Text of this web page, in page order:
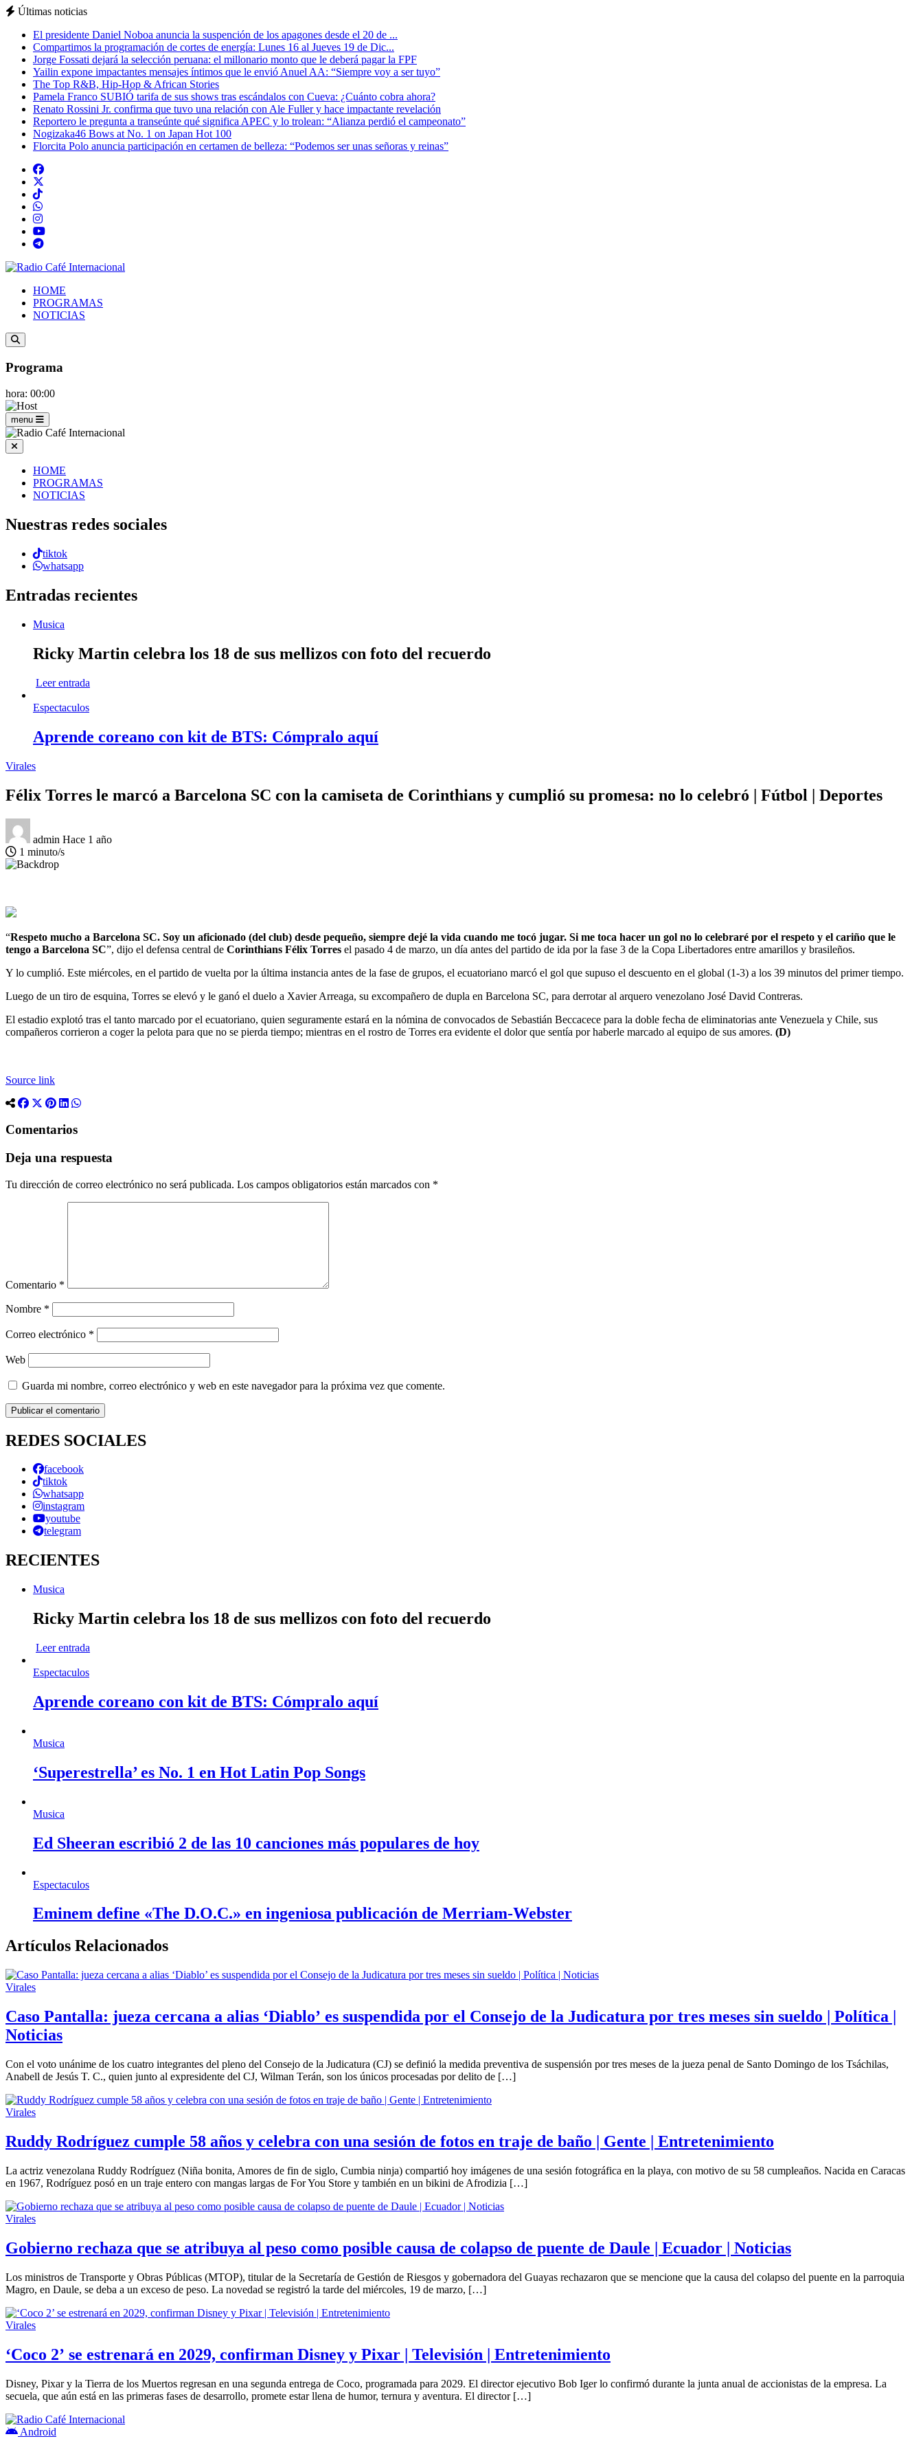
Últimas noticias
El presidente Daniel Noboa anuncia la suspención de los apagones desde el 20 de ...
Compartimos la programación de cortes de energía: Lunes 16 al Jueves 19 de Dic...
Jorge Fossati dejará la selección peruana: el millonario monto que le deberá pagar la FPF
Yailin expone impactantes mensajes íntimos que le envió Anuel AA: “Siempre voy a ser tuyo”
The Top R&B, Hip-Hop & African Stories
Pamela Franco SUBIÓ tarifa de sus shows tras escándalos con Cueva: ¿Cuánto cobra ahora?
Renato Rossini Jr. confirma que tuvo una relación con Ale Fuller y hace impactante revelación
Reportero le pregunta a transeúnte qué significa APEC y lo trolean: “Alianza perdió el campeonato”
Nogizaka46 Bows at No. 1 on Japan Hot 100
Florcita Polo anuncia participación en certamen de belleza: “Podemos ser unas señoras y reinas”
HOME
PROGRAMAS
NOTICIAS
Programa
hora: 00:00
menu
HOME
PROGRAMAS
NOTICIAS
Nuestras redes sociales
tiktok
whatsapp
Entradas recientes
Musica
Ricky Martin celebra los 18 de sus mellizos con foto del recuerdo
Leer entrada
Espectaculos
Aprende coreano con kit de BTS: Cómpralo aquí
Virales
Félix Torres le marcó a Barcelona SC con la camiseta de Corinthians y cumplió su promesa: no lo celebró | Fútbol | Deportes
admin Hace 1 año
1 minuto/s
“Respeto mucho a Barcelona SC. Soy un aficionado (del club) desde pequeño, siempre dejé la vida cuando me tocó jugar. Si me toca hacer un gol no lo celebraré por el respeto y el cariño que le
tengo a Barcelona SC”, dijo el defensa central de Corinthians Félix Torres el pasado 4 de marzo, un día antes del partido de ida por la fase 3 de la Copa Libertadores entre amarillos y brasileños.
Y lo cumplió. Este miércoles, en el partido de vuelta por la última instancia antes de la fase de grupos, el ecuatoriano marcó el gol que supuso el descuento en el global (1-3) a los 39 minutos del primer tiempo.
Luego de un tiro de esquina, Torres se elevó y le ganó el duelo a Xavier Arreaga, su excompañero de dupla en Barcelona SC, para derrotar al arquero venezolano José David Contreras.
El estadio explotó tras el tanto marcado por el ecuatoriano, quien seguramente estará en la nómina de convocados de Sebastián Beccacece para la doble fecha de eliminatorias ante Venezuela y Chile, sus
compañeros corrieron a coger la pelota para que no se pierda tiempo; mientras en el rostro de Torres era evidente el dolor que sentía por haberle marcado al equipo de sus amores. (D)
Source link
Comentarios
Deja una respuesta
Tu dirección de correo electrónico no será publicada. Los campos obligatorios están marcados con *
Comentario *
Nombre *
Correo electrónico *
Web
Guarda mi nombre, correo electrónico y web en este navegador para la próxima vez que comente.
REDES SOCIALES
facebook
tiktok
whatsapp
instagram
youtube
telegram
RECIENTES
Musica
Ricky Martin celebra los 18 de sus mellizos con foto del recuerdo
Leer entrada
Espectaculos
Aprende coreano con kit de BTS: Cómpralo aquí
Musica
‘Superestrella’ es No. 1 en Hot Latin Pop Songs
Musica
Ed Sheeran escribió 2 de las 10 canciones más populares de hoy
Espectaculos
Eminem define «The D.O.C.» en ingeniosa publicación de Merriam-Webster
Artículos Relacionados
Virales
Caso Pantalla: jueza cercana a alias ‘Diablo’ es suspendida por el Consejo de la Judicatura por tres meses sin sueldo | Política |
Noticias
Con el voto unánime de los cuatro integrantes del pleno del Consejo de la Judicatura (CJ) se definió la medida preventiva de suspensión por tres meses de la jueza penal de Santo Domingo de los Tsáchilas,
Anabell de Jesús T. C., quien junto al expresidente del CJ, Wilman Terán, son los únicos procesadas por delito de […]
Virales
Ruddy Rodríguez cumple 58 años y celebra con una sesión de fotos en traje de baño | Gente | Entretenimiento
La actriz venezolana Ruddy Rodríguez (Niña bonita, Amores de fin de siglo, Cumbia ninja) compartió hoy imágenes de una sesión fotográfica en la playa, con motivo de su 58 cumpleaños. Nacida en Caracas
en 1967, Rodríguez posó en un traje entero con mangas largas de For You Store y también en un bikini de Afrodizia […]
Virales
Gobierno rechaza que se atribuya al peso como posible causa de colapso de puente de Daule | Ecuador | Noticias
Los ministros de Transporte y Obras Públicas (MTOP), titular de la Secretaría de Gestión de Riesgos y gobernadora del Guayas rechazaron que se mencione que la causa del colapso del puente en la parroquia
Magro, en Daule, se deba a un exceso de peso. La novedad se registró la tarde del miércoles, 19 de marzo, […]
Virales
‘Coco 2’ se estrenará en 2029, confirman Disney y Pixar | Televisión | Entretenimiento
Disney, Pixar y la Tierra de los Muertos regresan en una segunda entrega de Coco, programada para 2029. El director ejecutivo Bob Iger lo confirmó durante la junta anual de accionistas de la empresa. La
secuela, que aún está en las primeras fases de desarrollo, promete estar llena de humor, ternura y aventura. El director […]
Android